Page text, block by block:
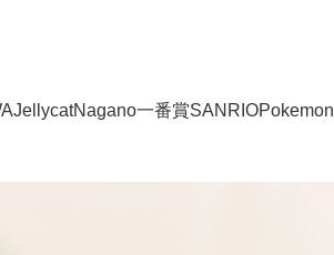
JellycatNagano一番賞SANRIOPokemon